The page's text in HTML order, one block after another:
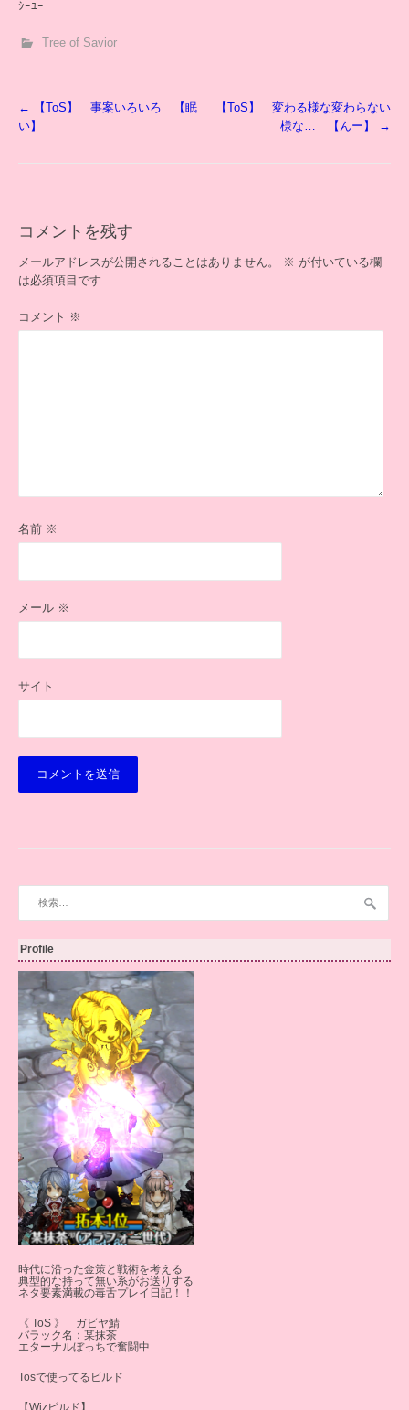
ｼｰﾕｰ
Tree of Savior
投
稿
ビ
シ
ョ
ン
←
【ToS】 事案いろいろ 【眠
い】
【ToS】 変わる様な変わらない
様な… 【んー】
→
コメントを残す
メールアドレスが公開されることはありません。 ※ が付いている欄
は必須項目です
コメント ※
名前 ※
メール ※
サイト
Profile
時代に沿った金策と戦術を考える
典型的な持って無い系がお送りする
ネタ要素満載の毒舌プレイ日記！！
《 ToS 》 ガビヤ鯖
バラック名：某抹茶
エターナルぼっちで奮闘中
Tosで使ってるビルド
【Wizビルド】